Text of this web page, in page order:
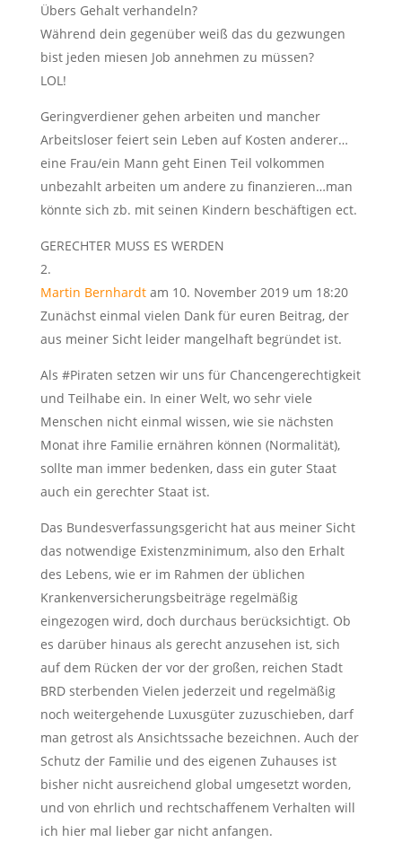
Übers Gehalt verhandeln?
Während dein gegenüber weiß das du gezwungen
bist jeden miesen Job annehmen zu müssen?
LOL!
Geringverdiener gehen arbeiten und mancher
Arbeitsloser feiert sein Leben auf Kosten anderer…
eine Frau/ein Mann geht Einen Teil volkommen
unbezahlt arbeiten um andere zu finanzieren…man
könnte sich zb. mit seinen Kindern beschäftigen ect.
GERECHTER MUSS ES WERDEN
Martin Bernhardt am 10. November 2019 um 18:20
Zunächst einmal vielen Dank für euren Beitrag, der
aus meiner Sicht leider mangelhaft begründet ist.
Als #Piraten setzen wir uns für Chancengerechtigkeit
und Teilhabe ein. In einer Welt, wo sehr viele
Menschen nicht einmal wissen, wie sie nächsten
Monat ihre Familie ernähren können (Normalität),
sollte man immer bedenken, dass ein guter Staat
auch ein gerechter Staat ist.
Das Bundesverfassungsgericht hat aus meiner Sicht
das notwendige Existenzminimum, also den Erhalt
des Lebens, wie er im Rahmen der üblichen
Krankenversicherungsbeiträge regelmäßig
eingezogen wird, doch durchaus berücksichtigt. Ob
es darüber hinaus als gerecht anzusehen ist, sich
auf dem Rücken der vor der großen, reichen Stadt
BRD sterbenden Vielen jederzeit und regelmäßig
noch weitergehende Luxusgüter zuzuschieben, darf
man getrost als Ansichtssache bezeichnen. Auch der
Schutz der Familie und des eigenen Zuhauses ist
bisher nicht ausreichend global umgesetzt worden,
und von ehrlich und rechtschaffenem Verhalten will
ich hier mal lieber gar nicht anfangen.